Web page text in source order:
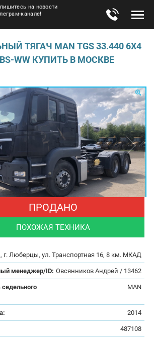
на новости
канале!
ТЯГАЧ MAN TGS 33.440 6X4
WW КУПИТЬ В МОСКВЕ
ПРОДАНО
ПОХОЖАЯ ТЕХНИКА
г. Люберцы, ул. Транспортная 16, 8 км. МКАД
менеджер/ID: Овсянников Андрей / 13462
MAN
2014
487108